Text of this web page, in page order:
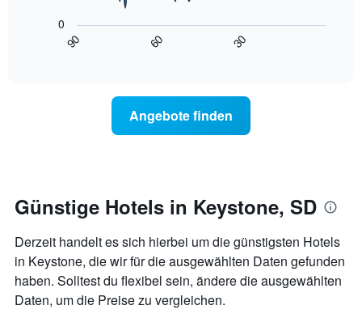
Wochentage
anzeigt.
Zimmerpreis
Diagramm
näher
das
rückt.
Das
Diagramm
hat
1
90 60 30
0
Angebote finden
Günstige Hotels in Keystone, SD
Derzeit handelt es sich hierbei um die günstigsten Hotels
in Keystone, die wir für die ausgewählten Daten gefunden
haben. Solltest du flexibel sein, ändere die ausgewählten
Daten, um die Preise zu vergleichen.